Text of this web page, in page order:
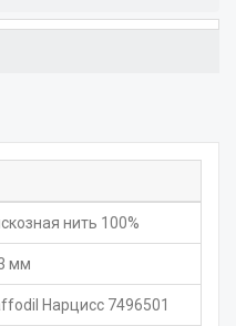
нить 100%
мм
Нарцисс 7496501